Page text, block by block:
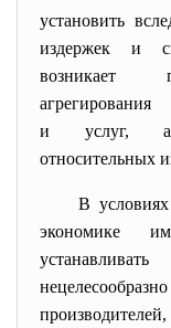
установить
издержек и
возникает
и услуг,
относительных
В
экономике